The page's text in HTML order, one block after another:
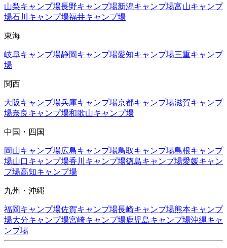
山梨キャンプ場長野キャンプ場新潟キャンプ場富山キャンプ
場石川 キャンプ場福井キャンプ場
東海
岐阜キャンプ場静岡キャンプ場愛知キャンプ場三重キャンプ
場
関西
大阪キャンプ場兵庫キャンプ場京都キャンプ場滋賀キャンプ
場奈良 キャンプ場和歌山キャンプ場
中国・四国
岡山キャンプ場広島キャンプ場鳥取キャンプ場島根キャンプ
場山口キャンプ場香川 キャンプ場徳島キャンプ場愛媛キャン
プ場高知キャンプ場
九州・沖縄
福岡キャンプ場佐賀キャンプ場長崎キャンプ場熊本キャンプ
場大分キャンプ場宮崎キャンプ場鹿児島キャンプ場沖縄キャ
ンプ場